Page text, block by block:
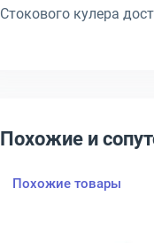
Стокового кулера
Похожие и
Похожие товары